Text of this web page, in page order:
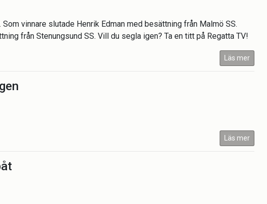
vinnare slutade Henrik Edman med besättning från Malmö SS.
från Stenungsund SS. Vill du segla igen? Ta en titt på Regatta TV!
Läs mer
Läs mer